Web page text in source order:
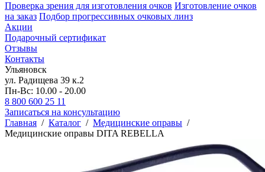
Проверка зрения для изготовления очков Изготовление очков
на заказ Подбор прогрессивных очковых линз
Акции
Подарочный сертификат
Отзывы
Контакты
Ульяновск
ул. Радищева 39 к.2
Пн-Вс: 10.00 - 20.00
8 800 600 25 11
Записаться на консультацию
Главная / Каталог / Медицинские оправы /
Медицинские оправы DITA REBELLA